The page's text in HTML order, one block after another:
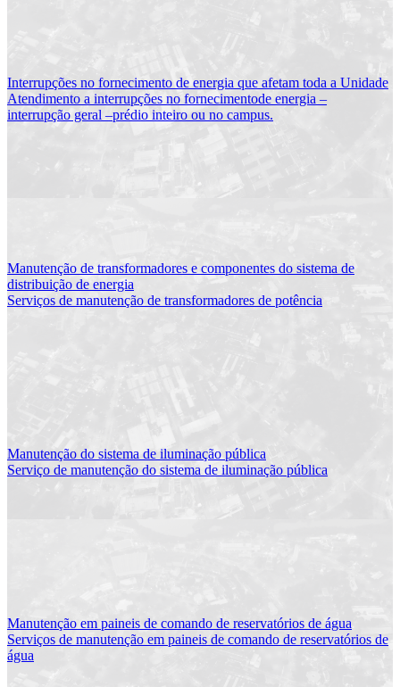
Interrupções no fornecimento de energia que afetam toda a Unidade
Atendimento a interrupções no fornecimentode energia –
interrupção geral –prédio inteiro ou no campus.
Manutenção de transformadores e componentes do sistema de
distribuição de energia
Serviços de manutenção de transformadores de potência
Manutenção do sistema de iluminação pública
Serviço de manutenção do sistema de iluminação pública
Manutenção em paineis de comando de reservatórios de água
Serviços de manutenção em paineis de comando de reservatórios de
água